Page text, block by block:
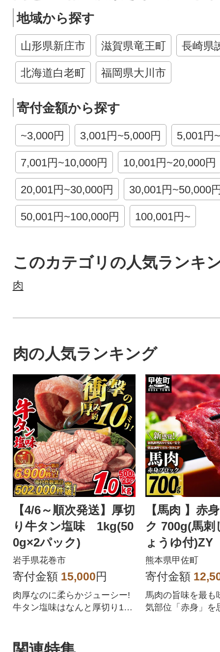
地域から探す
山形県新庄市 滋賀県竜王町 長崎県
北海道白老町 福岡県大川市
寄付金額から探す
~3,000円 3,001円~5,000円 5,001円
7,001円~10,000円 10,001円~20,000円
20,001円~30,000円 30,001円~50,000
50,001円~100,000円 100,001円~
このカテゴリの人気ランキ
肉
肉の人気ランキング
【4/6～順次発送】厚切
り牛タン塩味 1kg(50
0g×2パック)
岩手県花巻市
寄付金額 15,000円
肉厚なのに柔らかジューシー!
牛タン塩味はなんと厚切り10
【馬肉 】赤
ク 700g(馬刺
ょうゆ付)ZY
熊本県甲佐町
寄付金額
馬肉の旨味を最も
気部位「赤身」を